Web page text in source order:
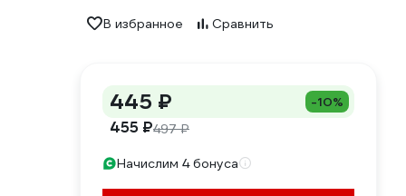
В избранное Сравнить
445 ₽ -10%
455 ₽497 ₽
Начислим 4 бонуса